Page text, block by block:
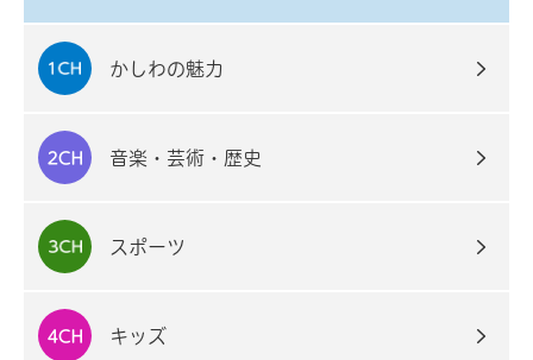
かしわの魅力
音楽・芸術・歴史
スポーツ
キッズ